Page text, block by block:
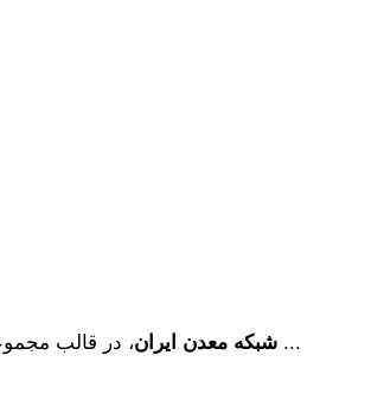
شبکه معدن ایران ، در قالب مجموعه ای دانش محور، به همت فارغ­ التحصیلان مهندسی معدن دانشگاه ­های تهران ...